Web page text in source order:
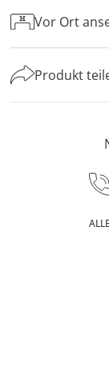
Vor Ort
Produkt